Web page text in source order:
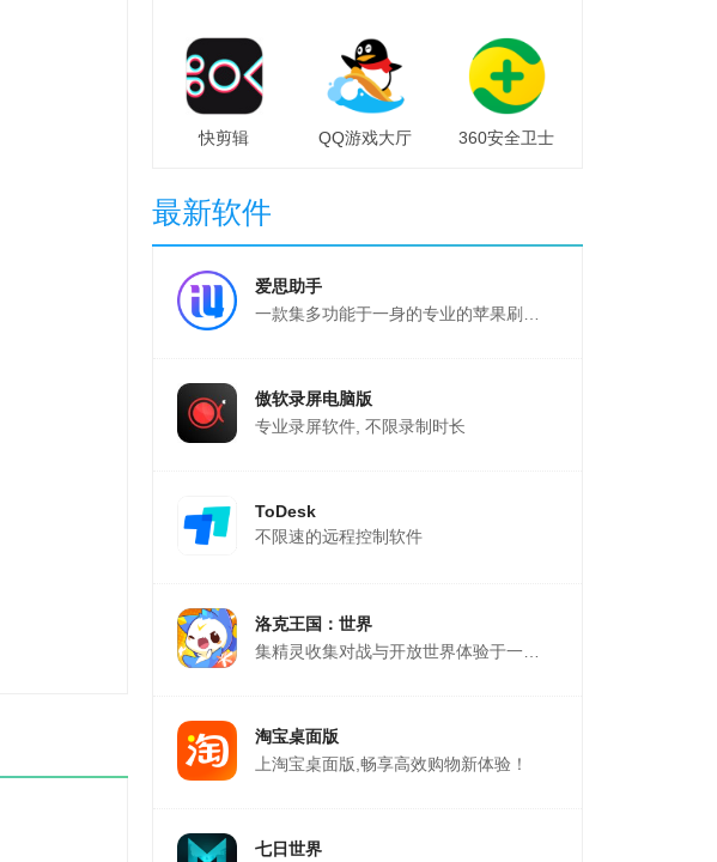
快剪辑 QQ游戏大厅 360安全卫士
最新软件
爱思助手
傲软录屏电脑版
专业录屏软件, 不限录制时长
ToDesk
不限速的远程控制软件
洛克王国：世界
淘宝桌面版
上淘宝桌面版,畅享高效购物新体验！
七日世界